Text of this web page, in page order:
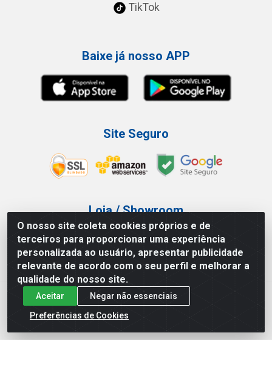
O nosso site coleta cookies próprios e de
terceiros para proporcionar uma experiência
personalizada ao usuário, apresentar publicidade
relevante de acordo com o seu perfil e melhorar a
qualidade do nosso site.
Aceitar
Negar não essenciais
Preferências de Cookies
TikTok
Baixe já nosso APP
Site Seguro
Loja / Showroom
Tel.: (11) 3227-0546
Av Vautier, 587/597 - Pari - São Paulo/SP
Atef Distribuidora LTDA - Av. Vautier, 585/597 - Pari - São
Paulo/SP - CEP 03.032-000 - CNPJ 27.717.135/0001-29